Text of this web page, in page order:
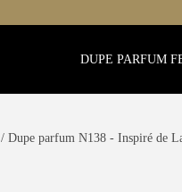
DUPE PARFUM
/ Dupe parfum N138 - Inspiré de